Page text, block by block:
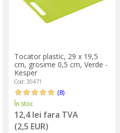
Tocator plastic, 29 x 19,5
cm, grosime 0,5 cm, Verde -
Kesper
Cod: 30471
(8)
În stoc
12,4 lei fara TVA
(2,5 EUR)